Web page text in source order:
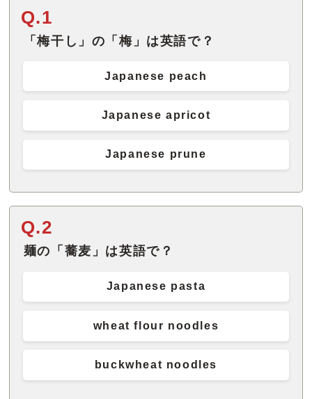
Q.1
「梅干し」の「梅」は英語で？
Japanese peach
Japanese apricot
Japanese prune
Q.2
麺の「蕎麦」は英語で？
Japanese pasta
wheat flour noodles
buckwheat noodles